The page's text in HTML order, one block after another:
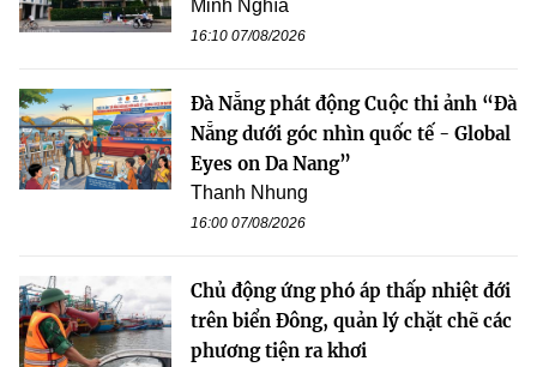
Minh Nghĩa
16:10 07/08/2026
Đà Nẵng phát động Cuộc thi ảnh “Đà
Nẵng dưới góc nhìn quốc tế - Global
Eyes on Da Nang”
Thanh Nhung
16:00 07/08/2026
Chủ động ứng phó áp thấp nhiệt đới
trên biển Đông, quản lý chặt chẽ các
phương tiện ra khơi